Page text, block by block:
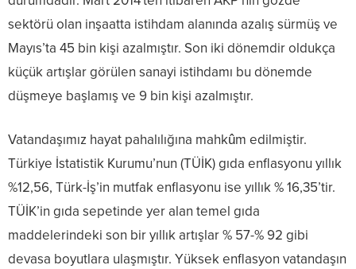
sektörü olan inşaatta istihdam alanında azalış sürmüş ve
Mayıs’ta 45 bin kişi azalmıştır. Son iki dönemdir oldukça
küçük artışlar görülen sanayi istihdamı bu dönemde
düşmeye başlamış ve 9 bin kişi azalmıştır.
Vatandaşımız hayat pahalılığına mahkûm edilmiştir.
Türkiye İstatistik Kurumu’nun (TÜİK) gıda enflasyonu yıllık
%12,56, Türk-İş’in mutfak enflasyonu ise yıllık % 16,35’tir.
TÜİK’in gıda sepetinde yer alan temel gıda
maddelerindeki son bir yıllık artışlar % 57-% 92 gibi
devasa boyutlara ulaşmıştır. Yüksek enflasyon vatandaşın